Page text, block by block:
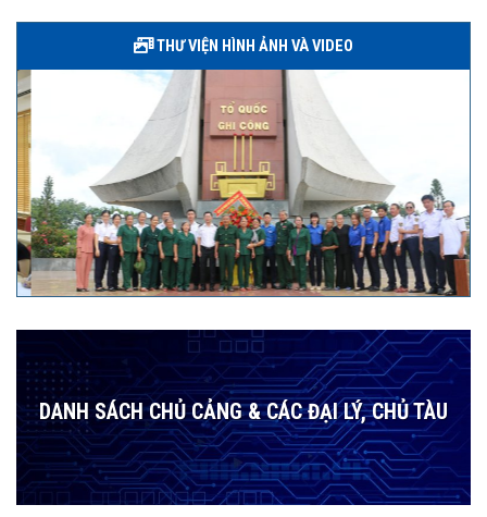
THƯ VIỆN HÌNH ẢNH VÀ VIDEO
DANH SÁCH CHỦ CẢNG & CÁC ĐẠI LÝ, CHỦ TÀU